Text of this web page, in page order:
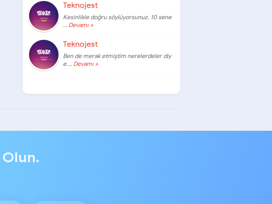
Teknojest
Kesinlikle doğru söylüyorsunuz. 10 sene
…Devamı »
Teknojest
Ben de merak etmiştim nerelerdeler diy
e.…Devamı »